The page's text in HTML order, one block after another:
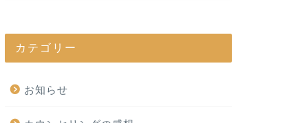
カテゴリー
お知らせ